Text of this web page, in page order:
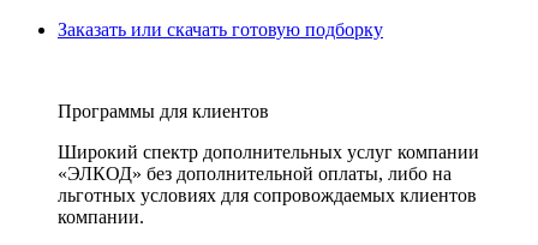
Заказать или скачать готовую подборку
Программы для клиентов
Широкий спектр дополнительных услуг компании
«ЭЛКОД» без дополнительной оплаты, либо на
льготных условиях для сопровождаемых клиентов
компании.